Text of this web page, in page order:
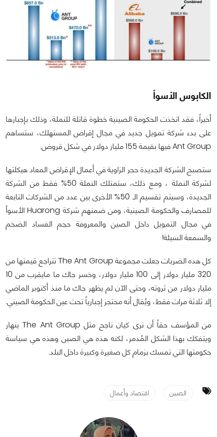
الكابوس الأسوأ
أخيراً، فقد اتخذت الحكومة الصينية خطوة قاتلة للنملة، وذلك بإجبارها
على بدء شركة تمويل جديد في مجال إقراض المستهلك، ستساهم
Ant Group فيها بقيمة 155 مليار دولار في شكل قروض.
ستصبح الشركة الجديدة حجر الزاوية في أعمال الإقراض المعاد هيكلتها
لشركة النملة ، ومع ذلك، ستمتلك النملة 50% فقط من الشركة
الجديدة، وسيتم تقسيم الـ 50% الأخرى بين عدد من الشركات التابعة
للمصارف والحكومة الصينية، ومن ضمنهم شركة Huarong الأسوأ
في مجال التمويل داخل الصين والمعروفة حجم الفساد الضخم
والسمعة السيئة!
كل هذه الضربات جعلت مجموعة The Ant Group تتراجع قيمتها من
320 مليار دولار إلى 100 مليار دولار، وخسر جاك ما مايقرب من 10
مليار دولار من ثروته، وحتى الآن لم يظهر جاك ما منذ أكتوبر الماضي
إلا ثلاثة مرات فقط، ويُقال أنه محتجز إجبارياً تحت عين الحكومة الصيني.
من المؤسف حقاً أن نرى كيان ناجح مثل The Ant Group ينهار
ويتفكك بهذا الشكل المُدمر، لكنه هذه هي الصين وهذه هي سياسة
حكومتها التي تمسك بزمام كل صغيرة وكبيرة داخل البلد.
الصين اقتصاد وأعمال